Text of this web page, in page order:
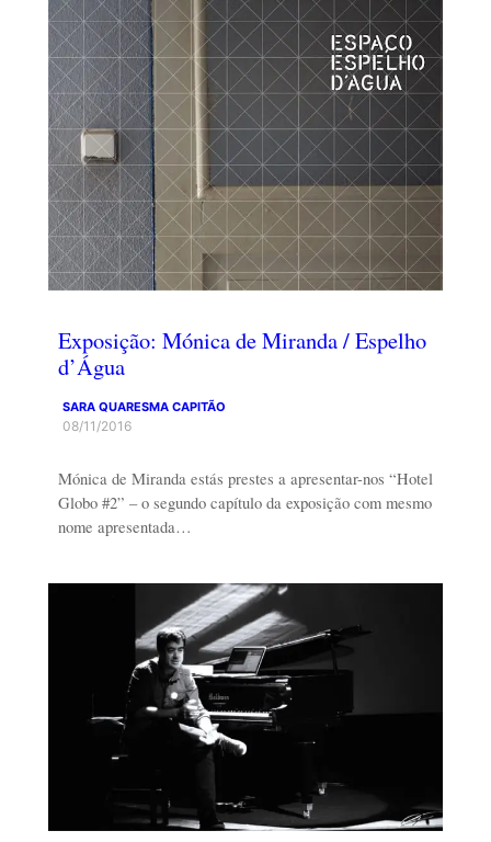
Exposição: Mónica de Miranda / Espelho
d’Água
SARA QUARESMA CAPITÃO
08/11/2016
Mónica de Miranda estás prestes a apresentar-nos “Hotel
Globo #2” – o segundo capítulo da exposição com mesmo
nome apresentada…